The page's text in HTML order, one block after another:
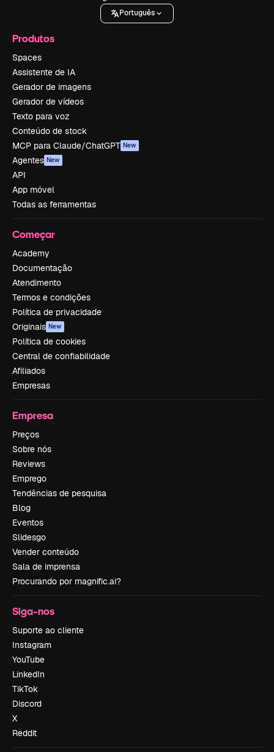
Português
Produtos
Spaces
Assistente de IA
Gerador de imagens
Gerador de vídeos
Texto para voz
Conteúdo de stock
MCP para Claude/ChatGPT New
Agentes New
API
App móvel
Todas as ferramentas
Começar
Academy
Documentação
Atendimento
Termos e condições
Política de privacidade
Originais New
Política de cookies
Central de confiabilidade
Afiliados
Empresas
Empresa
Preços
Sobre nós
Reviews
Emprego
Tendências de pesquisa
Blog
Eventos
Slidesgo
Vender conteúdo
Sala de imprensa
Procurando por magnific.ai?
Siga-nos
Suporte ao cliente
Instagram
YouTube
LinkedIn
TikTok
Discord
X
Reddit